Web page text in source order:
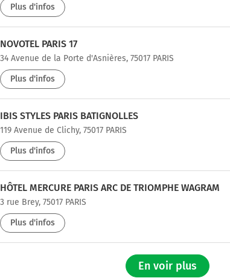
Plus d'infos
NOVOTEL PARIS 17
34 Avenue de la Porte d'Asnières, 75017 PARIS
Plus d'infos
IBIS STYLES PARIS BATIGNOLLES
119 Avenue de Clichy, 75017 PARIS
Plus d'infos
HÔTEL MERCURE PARIS ARC DE TRIOMPHE WAGRAM
3 rue Brey, 75017 PARIS
Plus d'infos
En voir plus